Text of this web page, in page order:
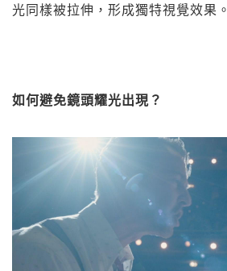
光同樣被拉伸，形成獨特視覺效果。
如何避免鏡頭耀光出現？